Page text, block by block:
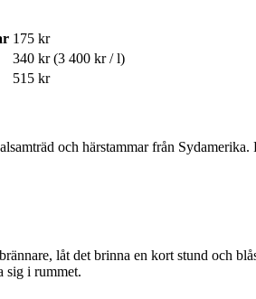
175 kr
340 kr (3 400 kr / l)
515 kr
och härstammar från
låt det brinna en kort stund och
sig i rummet.